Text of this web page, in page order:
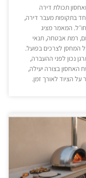
תכולת דירה
בתקופות מעבר דירה,
המאמר מציג
רמת אבטחה, תנאי
המחסן לצרכים בפועל.
נכון לפני ההעברה,
האחסון בצורה יעילה,
על הציוד לאורך זמן.